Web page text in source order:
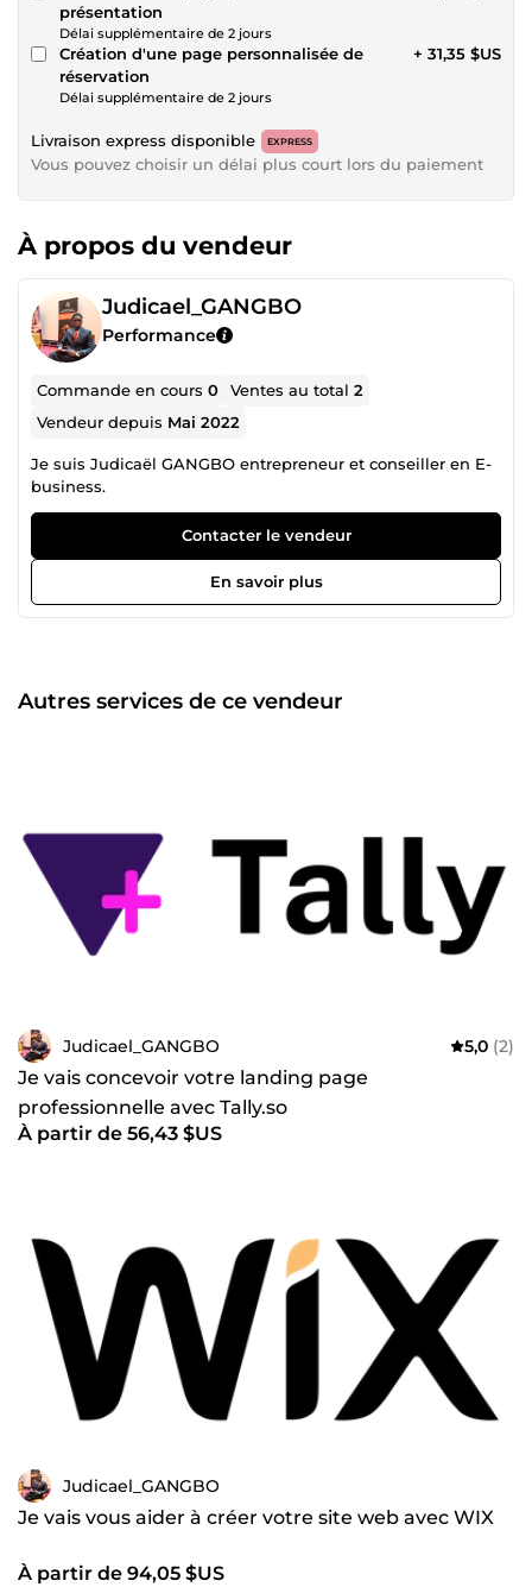
présentation
Délai supplémentaire de 2 jours
Création d'une page personnalisée de
réservation
Délai supplémentaire de 2 jours
+ 31,35 $US
Livraison express disponible EXPRESS
Vous pouvez choisir un délai plus court lors du paiement
À propos du vendeur
Judicael_GANGBO
Performance
Commande en cours0 Ventes au total2
Vendeur depuis Mai 2022
Je suis Judicaël GANGBO entrepreneur et conseiller en E-
business.
Contacter le vendeur
En savoir plus
Autres services de ce vendeur
Judicael_GANGBO 5,0 (2)
Je vais concevoir votre landing page
professionnelle avec Tally.so
À partir de 56,43 $US
Judicael_GANGBO
Je vais vous aider à créer votre site web avec WIX
À partir de 94,05 $US